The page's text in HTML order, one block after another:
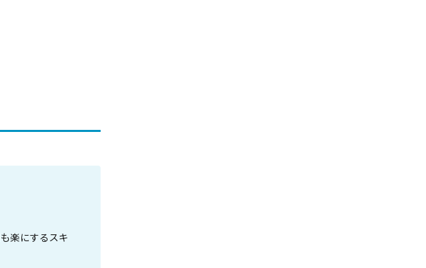
楽にするスキ